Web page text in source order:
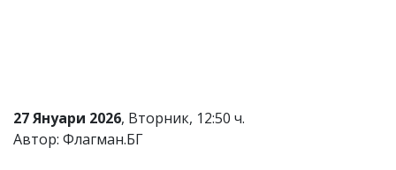
моля
сигнализирайте
ни!
27 Януари 2026, Вторник, 12:50 ч.
Автор: Флагман.БГ